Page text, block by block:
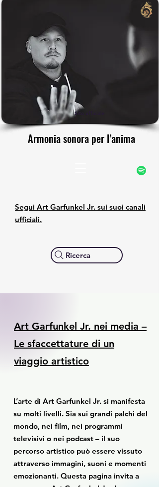
Armonia sonora per l’anima
Armonia sonora per l’anima
Sito ufficiale
Ricerca
Segui Art Garfunkel Jr. sui suoi canali
ufficiali.
Art Garfunkel Jr. nei media –
Le sfaccettature di un
viaggio artistico
L’arte di Art Garfunkel Jr. si manifesta
su molti livelli. Sia sui grandi palchi del
mondo, nei film, nei programmi
televisivi o nei podcast – il suo
percorso artistico può essere vissuto
attraverso immagini, suoni e momenti
emozionanti. Questa pagina invita a